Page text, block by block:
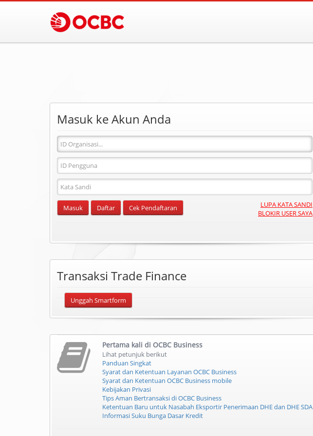
Masuk ke Akun Anda
Organisasi
Pengguna
Masukkan
Kata
Sandi
Masuk
Daftar Cek Pendaftaran
LUPA KATA SANDI
BLOKIR USER SAYA
Transaksi Trade Finance
Unggah Smartform
Pertama kali di OCBC Business
Lihat petunjuk berikut
Panduan Singkat
Syarat dan Ketentuan Layanan OCBC Business
Syarat dan Ketentuan OCBC Business mobile
Kebijakan Privasi
Tips Aman Bertransaksi di OCBC Business
Ketentuan Baru untuk Nasabah Eksportir Penerimaan DHE dan DHE SDA
Informasi Suku Bunga Dasar Kredit